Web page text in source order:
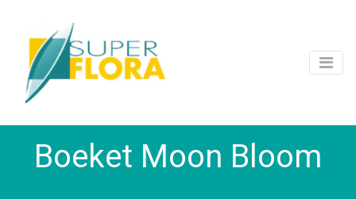
Boeket Moon Bloom